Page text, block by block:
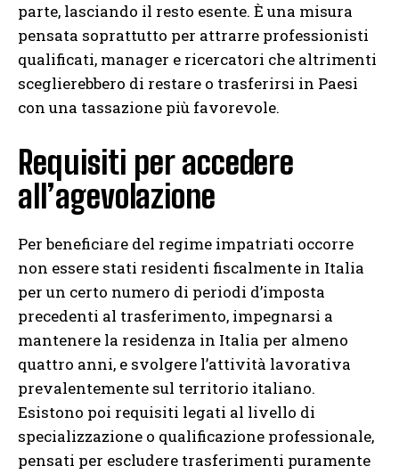
parte, lasciando il resto esente. È una misura
pensata soprattutto per attrarre professionisti
qualificati, manager e ricercatori che altrimenti
sceglierebbero di restare o trasferirsi in Paesi
con una tassazione più favorevole.
Requisiti per accedere
all’agevolazione
Per beneficiare del regime impatriati occorre
non essere stati residenti fiscalmente in Italia
per un certo numero di periodi d’imposta
precedenti al trasferimento, impegnarsi a
mantenere la residenza in Italia per almeno
quattro anni, e svolgere l’attività lavorativa
prevalentemente sul territorio italiano.
Esistono poi requisiti legati al livello di
specializzazione o qualificazione professionale,
pensati per escludere trasferimenti puramente